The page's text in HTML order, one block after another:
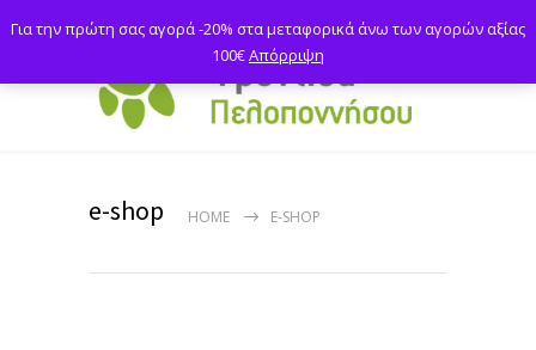
e-shop HOME E-SHOP
Για την πρώτη σας αγορά -20% στα μεταφορικά άνω των αγορών αξίας
100€Απόρριψη